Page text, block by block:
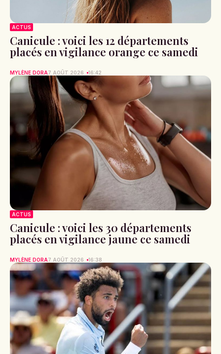
ACTUS
Canicule : voici les 12 départements
placés en vigilance orange ce samedi
MYLÈNE DORA7 AOÛT 2026 16:42
ACTUS
Canicule : voici les 30 départements
placés en vigilance jaune ce samedi
MYLÈNE DORA7 AOÛT 2026 16:38